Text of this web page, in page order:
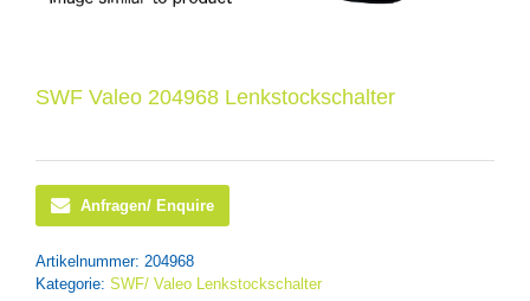
SWF Valeo 204968 Lenkstockschalter
Anfragen/ Enquire
Artikelnummer: 204968
Kategorie: SWF/ Valeo Lenkstockschalter